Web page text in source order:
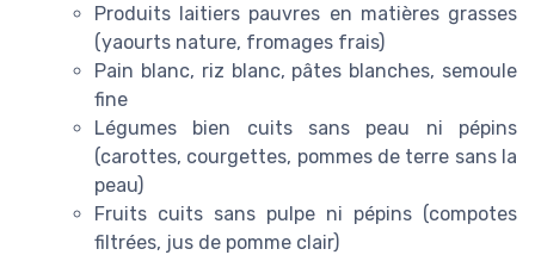
Produits laitiers pauvres en matières grasses
(yaourts nature, fromages frais)
Pain blanc, riz blanc, pâtes blanches, semoule
fine
Légumes bien cuits sans peau ni pépins
(carottes, courgettes, pommes de terre sans la
peau)
Fruits cuits sans pulpe ni pépins (compotes
filtrées, jus de pomme clair)